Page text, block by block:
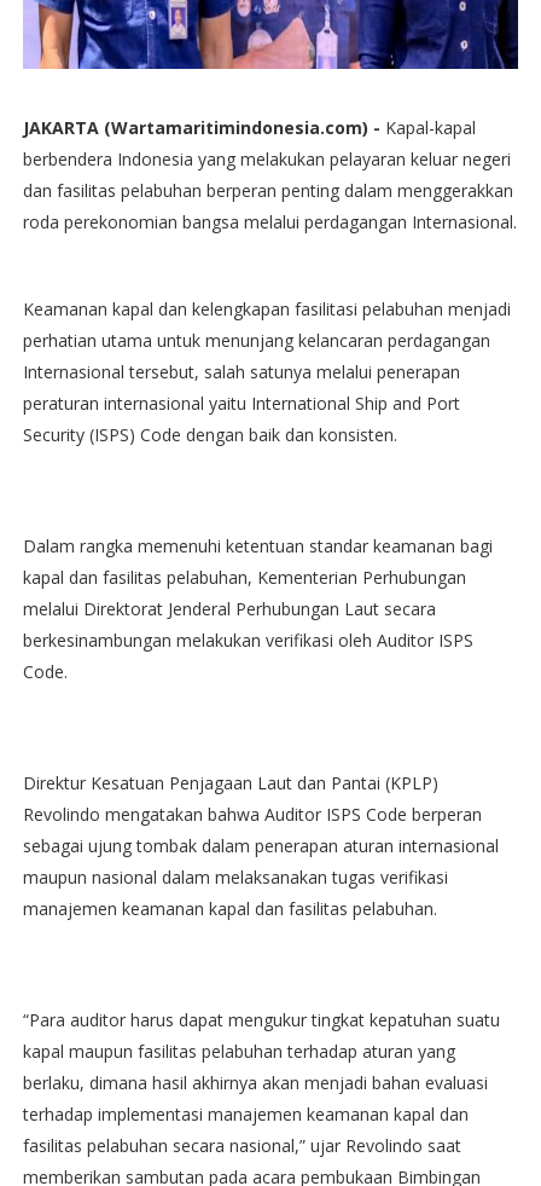
JAKARTA (Wartamaritimindonesia.com) - Kapal-kapal
berbendera Indonesia yang melakukan pelayaran keluar negeri
dan fasilitas pelabuhan berperan penting dalam menggerakkan
roda perekonomian bangsa melalui perdagangan Internasional.
Keamanan kapal dan kelengkapan fasilitasi pelabuhan menjadi
perhatian utama untuk menunjang kelancaran perdagangan
Internasional tersebut, salah satunya melalui penerapan
peraturan internasional yaitu International Ship and Port
Security (ISPS) Code dengan baik dan konsisten.
Dalam rangka memenuhi ketentuan standar keamanan bagi
kapal dan fasilitas pelabuhan, Kementerian Perhubungan
melalui Direktorat Jenderal Perhubungan Laut secara
berkesinambungan melakukan verifikasi oleh Auditor ISPS
Code.
Direktur Kesatuan Penjagaan Laut dan Pantai (KPLP)
Revolindo mengatakan bahwa Auditor ISPS Code berperan
sebagai ujung tombak dalam penerapan aturan internasional
maupun nasional dalam melaksanakan tugas verifikasi
manajemen keamanan kapal dan fasilitas pelabuhan.
“Para auditor harus dapat mengukur tingkat kepatuhan suatu
kapal maupun fasilitas pelabuhan terhadap aturan yang
berlaku, dimana hasil akhirnya akan menjadi bahan evaluasi
terhadap implementasi manajemen keamanan kapal dan
fasilitas pelabuhan secara nasional,” ujar Revolindo saat
memberikan sambutan pada acara pembukaan Bimbingan